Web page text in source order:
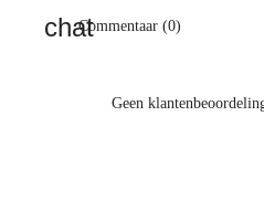
Commentaar (0)
Geen